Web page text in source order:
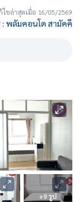
ไขล่าสุดเมื่อ 16/05/2569
: พลัมคอนโด สามัคคี
+9 รูป